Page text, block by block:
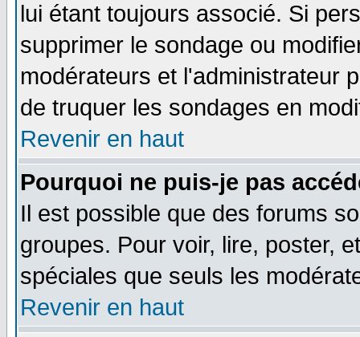
lui étant toujours associé. Si
supprimer le sondage ou
modérateurs et l'administrateur
de truquer les sondages en
Revenir en haut
Pourquoi ne puis-je pas
Il est possible que des forums
groupes. Pour voir, lire, poster,
spéciales que seuls les
Revenir en haut